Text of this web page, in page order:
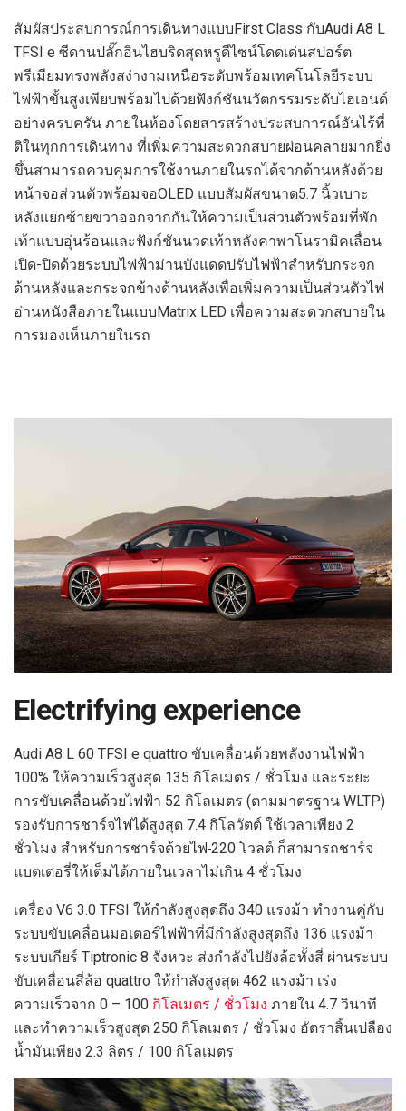
สัมผัสประสบการณ์การเดินทางแบบFirst Class กับAudi A8 L
TFSI e ซีดานปลั๊กอินไฮบริดสุดหรูดีไซน์โดดเด่นสปอร์ต
พรีเมียมทรงพลังสง่างามเหนือระดับพร้อมเทคโนโลยีระบบ
ไฟฟ้าขั้นสูงเพียบพร้อมไปด้วยฟังก์ชันนวัตกรรมระดับไฮเอนด์
อย่างครบครัน ภายในห้องโดยสารสร้างประสบการณ์อันไร้ที่
ติในทุกการเดินทาง ที่เพิ่มความสะดวกสบายผ่อนคลายมากยิ่ง
ขึ้นสามารถควบคุมการใช้งานภายในรถได้จากด้านหลังด้วย
หน้าจอส่วนตัวพร้อมจอOLED แบบสัมผัสขนาด5.7 นิ้วเบาะ
หลังแยกซ้ายขวาออกจากกันให้ความเป็นส่วนตัวพร้อมที่พัก
เท้าแบบอุ่นร้อนและฟังก์ชันนวดเท้าหลังคาพาโนรามิคเลื่อน
เปิด-ปิดด้วยระบบไฟฟ้าม่านบังแดดปรับไฟฟ้าสำหรับกระจก
ด้านหลังและกระจกข้างด้านหลังเพื่อเพิ่มความเป็นส่วนตัวไฟ
อ่านหนังสือภายในแบบMatrix LED เพื่อความสะดวกสบายใน
การมองเห็นภายในรถ
Electrifying experience
Audi A8 L 60 TFSI e quattro ขับเคลื่อนด้วยพลังงานไฟฟ้า
100% ให้ความเร็วสูงสุด 135 กิโลเมตร / ชั่วโมง และระยะ
การขับเคลื่อนด้วยไฟฟ้า 52 กิโลเมตร (ตามมาตรฐาน WLTP)
รองรับการชาร์จไฟได้สูงสุด 7.4 กิโลวัตต์ ใช้เวลาเพียง 2
ชั่วโมง สำหรับการชาร์จด้วยไฟ 220 โวลต์ ก็สามารถชาร์จ
แบตเตอรี่ให้เต็มได้ภายในเวลาไม่เกิน 4 ชั่วโมง
เครื่อง V6 3.0 TFSI ให้กำลังสูงสุดถึง 340 แรงม้า ทำงานคู่กับ
ระบบขับเคลื่อนมอเตอร์ไฟฟ้าที่มีกำลังสูงสุดถึง 136 แรงม้า
ระบบเกียร์ Tiptronic 8 จังหวะ ส่งกำลังไปยังล้อทั้งสี่ ผ่านระบบ
ขับเคลื่อนสี่ล้อ quattro ให้กำลังสูงสุด 462 แรงม้า เร่ง
ความเร็วจาก 0 – 100 กิโลเมตร / ชั่วโมง ภายใน 4.7 วินาที
และทำความเร็วสูงสุด 250 กิโลเมตร / ชั่วโมง อัตราสิ้นเปลือง
น้ำมันเพียง 2.3 ลิตร / 100 กิโลเมตร